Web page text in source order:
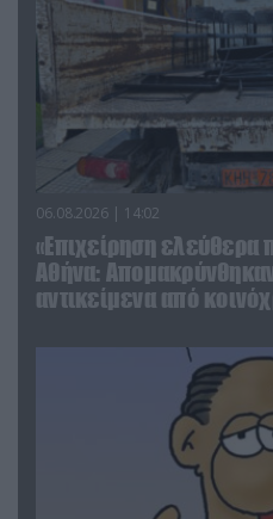
06.08.2026 | 14:02
«Επιχείρηση ελεύθερα
Αθήνα:
αντικείμενα από